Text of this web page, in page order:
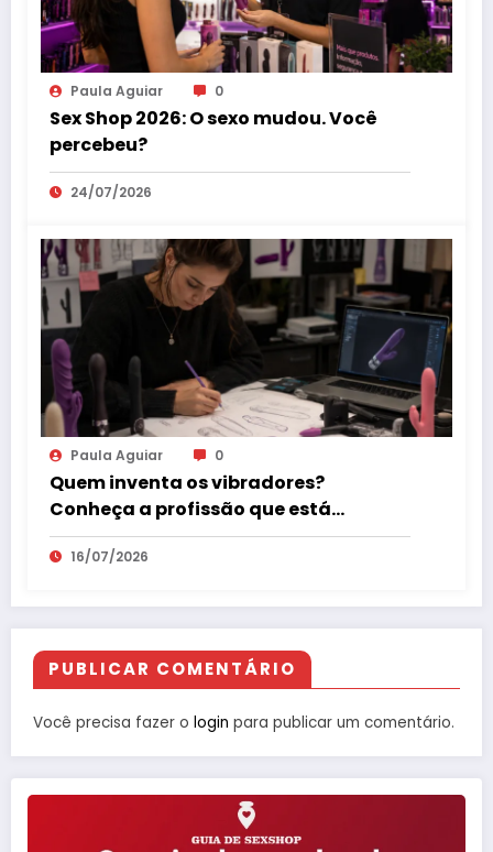
Paula Aguiar 0
Sex Shop 2026: O sexo mudou. Você
percebeu?
24/07/2026
Paula Aguiar 0
Quem inventa os vibradores?
Conheça a profissão que está
revolucionando o mercado erótico
16/07/2026
PUBLICAR COMENTÁRIO
Você precisa fazer o login para publicar um comentário.